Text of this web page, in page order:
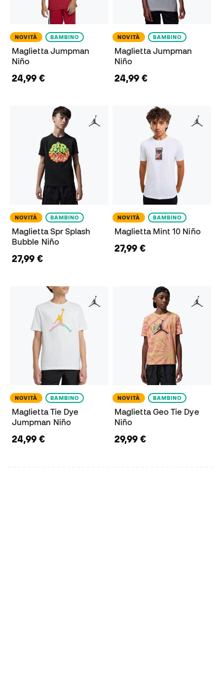
NOVITÀ BAMBINO
Maglietta Jumpman
Niño
24,99 €
NOVITÀ BAMBINO
Maglietta Jumpman
Niño
24,99 €
NOVITÀ BAMBINO
Maglietta Spr Splash
Bubble Niño
27,99 €
NOVITÀ BAMBINO
Maglietta Mint 10 Niño
27,99 €
NOVITÀ BAMBINO
Maglietta Tie Dye
Jumpman Niño
24,99 €
NOVITÀ BAMBINO
Maglietta Geo Tie Dye
Niño
29,99 €